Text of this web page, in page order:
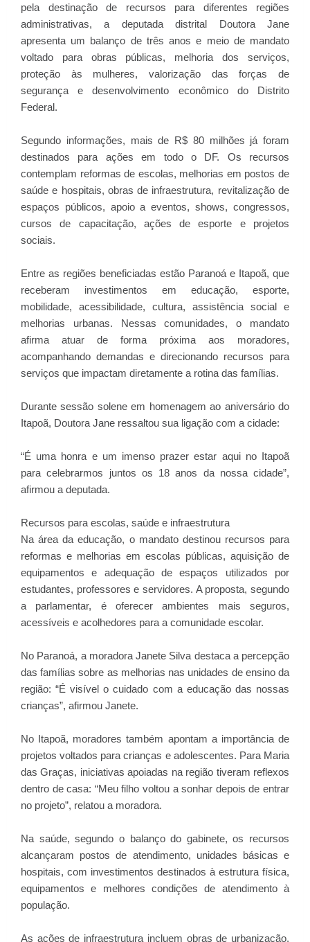
pela destinação de recursos para diferentes regiões
administrativas, a deputada distrital Doutora Jane
apresenta um balanço de três anos e meio de mandato
voltado para obras públicas, melhoria dos serviços,
proteção às mulheres, valorização das forças de
segurança e desenvolvimento econômico do Distrito
Federal.
Segundo informações, mais de R$ 80 milhões já foram
destinados para ações em todo o DF. Os recursos
contemplam reformas de escolas, melhorias em postos de
saúde e hospitais, obras de infraestrutura, revitalização de
espaços públicos, apoio a eventos, shows, congressos,
cursos de capacitação, ações de esporte e projetos
sociais.
Entre as regiões beneficiadas estão Paranoá e Itapoã, que
receberam investimentos em educação, esporte,
mobilidade, acessibilidade, cultura, assistência social e
melhorias urbanas. Nessas comunidades, o mandato
afirma atuar de forma próxima aos moradores,
acompanhando demandas e direcionando recursos para
serviços que impactam diretamente a rotina das famílias.
Durante sessão solene em homenagem ao aniversário do
Itapoã, Doutora Jane ressaltou sua ligação com a cidade:
“É uma honra e um imenso prazer estar aqui no Itapoã
para celebrarmos juntos os 18 anos da nossa cidade”,
afirmou a deputada.
Recursos para escolas, saúde e infraestrutura
Na área da educação, o mandato destinou recursos para
reformas e melhorias em escolas públicas, aquisição de
equipamentos e adequação de espaços utilizados por
estudantes, professores e servidores. A proposta, segundo
a parlamentar, é oferecer ambientes mais seguros,
acessíveis e acolhedores para a comunidade escolar.
No Paranoá, a moradora Janete Silva destaca a percepção
das famílias sobre as melhorias nas unidades de ensino da
região: “É visível o cuidado com a educação das nossas
crianças”, afirmou Janete.
No Itapoã, moradores também apontam a importância de
projetos voltados para crianças e adolescentes. Para Maria
das Graças, iniciativas apoiadas na região tiveram reflexos
dentro de casa: “Meu filho voltou a sonhar depois de entrar
no projeto”, relatou a moradora.
Na saúde, segundo o balanço do gabinete, os recursos
alcançaram postos de atendimento, unidades básicas e
hospitais, com investimentos destinados à estrutura física,
equipamentos e melhores condições de atendimento à
população.
As ações de infraestrutura incluem obras de urbanização,